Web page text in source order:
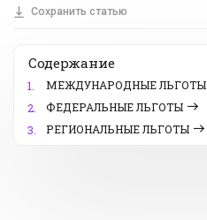
Сохранить статью
Содержание
1.
МЕЖДУНАРОДНЫЕ ЛЬГОТЫ
2.
ФЕДЕРАЛЬНЫЕ ЛЬГОТЫ
3.
РЕГИОНАЛЬНЫЕ ЛЬГОТЫ